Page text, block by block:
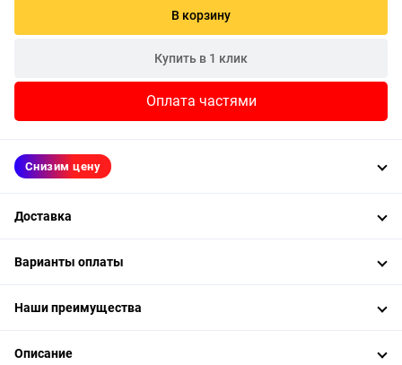
В корзину
Купить в 1 клик
Оплата частями
Снизим цену
Доставка
Варианты оплаты
Наши преимущества
Описание